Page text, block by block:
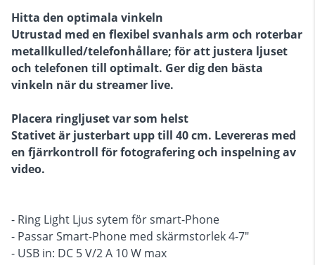
Hitta den optimala vinkeln
Utrustad med en flexibel svanhals arm och roterbar
metallkulled/telefonhållare; för att justera ljuset
och telefonen till optimalt. Ger dig den bästa
vinkeln när du streamer live.
Placera ringljuset var som helst
Stativet är justerbart upp till 40 cm. Levereras med
en fjärrkontroll för fotografering och inspelning av
video.
- Ring Light Ljus sytem för smart-Phone
- Passar Smart-Phone med skärmstorlek 4-7"
- USB in: DC 5 V/2 A 10 W max